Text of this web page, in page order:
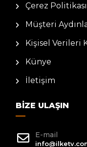
Çerez Politikası
Müşteri
Kişisel Verileri
Künye
İletişim
BIZE ULAŞIN
E-mail